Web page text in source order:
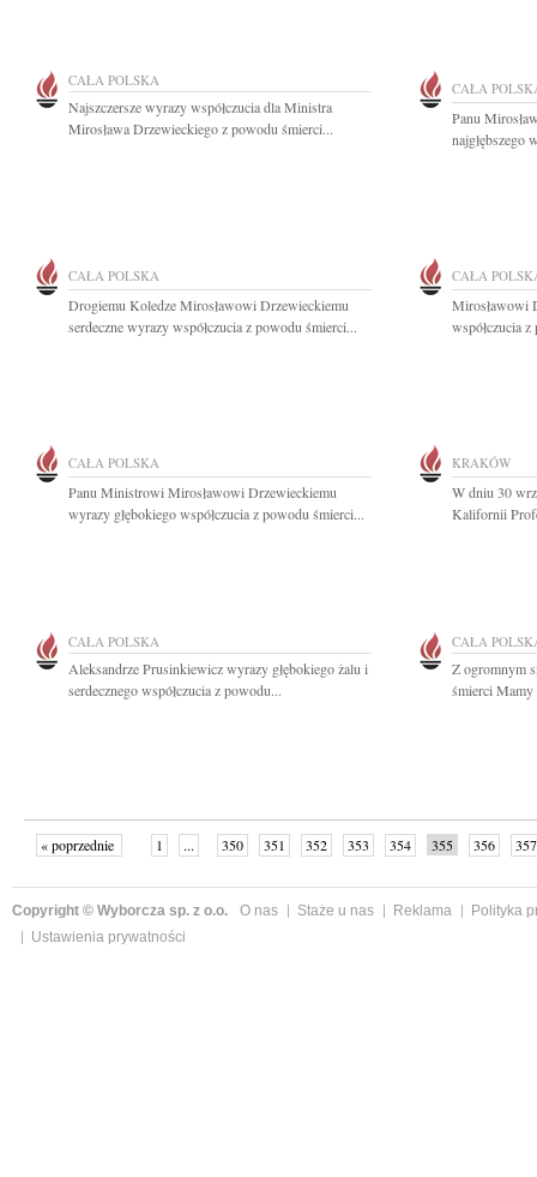
CAŁA POLSKA
Najszczersze wyrazy współczucia dla Ministra
Mirosława Drzewieckiego z powodu śmierci...
CAŁA
Panu
najgłębszego
CAŁA POLSKA
Drogiemu Koledze Mirosławowi Drzewieckiemu
serdeczne wyrazy współczucia z powodu śmierci...
CAŁA
Mirosławowi
współczucia
CAŁA POLSKA
Panu Ministrowi Mirosławowi Drzewieckiemu
wyrazy głębokiego współczucia z powodu śmierci...
KRAKÓW
W dniu 30
Kalifornii
CAŁA POLSKA
Aleksandrze Prusinkiewicz wyrazy głębokiego żalu i
serdecznego współczucia z powodu...
CAŁA
Z ogromnym
śmierci Mamy
« poprzednie 1 ... 350 351 352 353 354 355 356
357
Copyright © Wyborcza sp. z o.o. O nas Staże u nas Reklama
Polityka
Ustawienia prywatności